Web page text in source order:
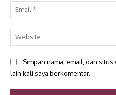
Simpan nama, email, dan
lain kali saya berkomentar.